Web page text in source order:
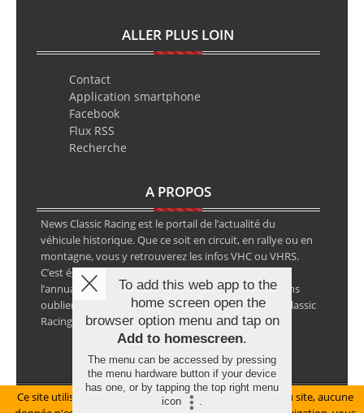
ALLER PLUS LOIN
Contact
Application smartphone
Facebook
Flux RSS
Recherche
A PROPOS
News Classic Racing est le portail de l’actualité du
véhicule historique. Que ce soit en circuit, en rallye ou en
montagne, vous y retrouverez les infos VHC ou VHRS.
C’est également le calendrier des épreuves ainsi que
l’annuaire des spécialistes de la voiture ancienne, sans
oublier les petites annonces avec notre partenaire Classic
Racing Annonces.
Mentions légales
Ce site utilise des cookies pour le bon fonctionnement du site, aucune
To add this web app to the
home screen open the
browser option menu and tap on
Add to homescreen.
The menu can be accessed by pressing
the menu hardware button if your device
has one, or by tapping the top right menu
icon
.